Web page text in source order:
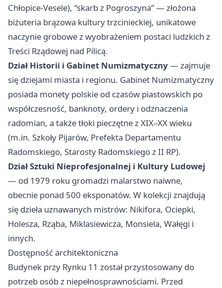
Chłopice-Vesele), “skarb z Pogroszyna” — złożona
biżuteria brązowa kultury trzcinieckiej, unikatowe
naczynie grobowe z wyobrażeniem postaci ludzkich z
Treści Rządowej nad Pilicą.
Dział Historii i Gabinet Numizmatyczny— zajmuje
się dziejami miasta i regionu. Gabinet Numizmatyczny
posiada monety polskie od czasów piastowskich po
współczesność, banknoty, ordery i odznaczenia
radomian, a także tłoki pieczętne z XIX–XX wieku
(m.in. Szkoły Pijarów, Prefekta Departamentu
Radomskiego, Starosty Radomskiego z II RP).
Dział Sztuki Nieprofesjonalnej i Kultury Ludowej
— od 1979 roku gromadzi malarstwo naiwne,
obecnie ponad 500 eksponatów. W kolekcji znajdują
się dzieła uznawanych mistrów: Nikifora, Ociepki,
Holesza, Rząba, Miklasiewicza, Monsiela, Wałęgi i
innych.
Dostępność architektoniczna
Budynek przy Rynku 11 został przystosowany do
potrzeb osób z niepełnosprawnościami. Przed